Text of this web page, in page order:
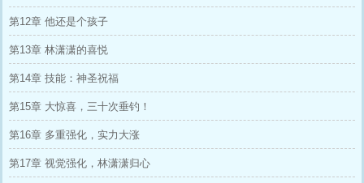
第12章 他还是个孩子
第13章 林潇潇的喜悦
第14章 技能：神圣祝福
第15章 大惊喜，三十次垂钓！
第16章 多重强化，实力大涨
第17章 视觉强化，林潇潇归心